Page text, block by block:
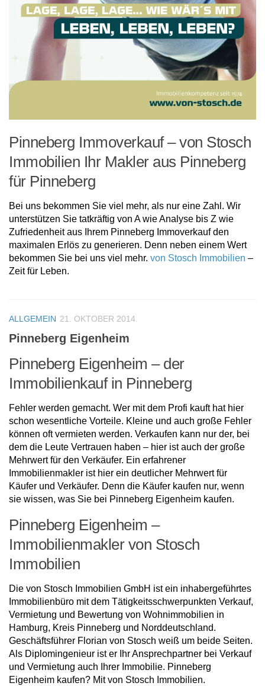
Pinneberg Immoverkauf – von Stosch
Immobilien Ihr Makler aus Pinneberg
für Pinneberg
Bei uns bekommen Sie viel mehr, als nur eine Zahl. Wir
unterstützen Sie tatkräftig von A wie Analyse bis Z wie
Zufriedenheit aus Ihrem Pinneberg Immoverkauf den
maximalen Erlös zu generieren. Denn neben einem Wert
bekommen Sie bei uns viel mehr. von Stosch Immobilien –
Zeit für Leben.
ALLGEMEIN 21. OKTOBER 2014
Pinneberg Eigenheim
Pinneberg Eigenheim – der
Immobilienkauf in Pinneberg
Fehler werden gemacht. Wer mit dem Profi kauft hat hier
schon wesentliche Vorteile. Kleine und auch große Fehler
können oft vermieten werden. Verkaufen kann nur der, bei
dem die Leute Vertrauen haben – hier ist auch der große
Mehrwert für den Verkäufer. Ein erfahrener
Immobilienmakler ist hier ein deutlicher Mehrwert für
Käufer und Verkäufer. Denn die Käufer kaufen nur, wenn
sie wissen, was Sie bei Pinneberg Eigenheim kaufen.
Pinneberg Eigenheim –
Immobilienmakler von Stosch
Immobilien
Die von Stosch Immobilien GmbH ist ein inhabergeführtes
Immobilienbüro mit dem Tätigkeitsschwerpunkten Verkauf,
Vermietung und Bewertung von Wohnimmobilien in
Hamburg, Kreis Pinneberg und Norddeutschland.
Geschäftsführer Florian von Stosch weiß um beide Seiten.
Als Diplomingenieur ist er Ihr Ansprechpartner bei Verkauf
und Vermietung auch Ihrer Immobilie. Pinneberg
Eigenheim kaufen? Mit von Stosch Immobilien.